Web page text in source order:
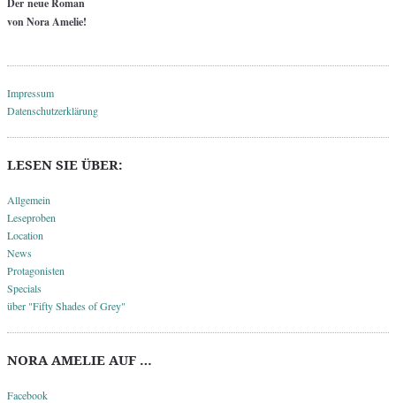
Der neue Roman
von Nora Amelie!
Impressum
Datenschutzerklärung
LESEN SIE ÜBER:
Allgemein
Leseproben
Location
News
Protagonisten
Specials
über "Fifty Shades of Grey"
NORA AMELIE AUF …
Facebook